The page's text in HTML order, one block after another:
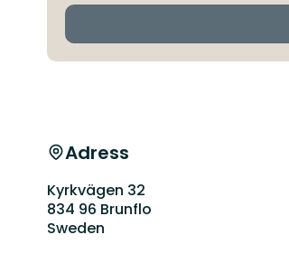
Adress
Kyrkvägen 32
834 96 Brunflo
Sweden